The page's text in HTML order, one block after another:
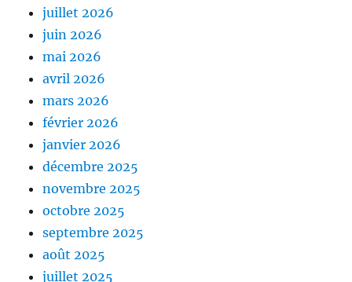
juillet 2026
juin 2026
mai 2026
avril 2026
mars 2026
février 2026
janvier 2026
décembre 2025
novembre 2025
octobre 2025
septembre 2025
août 2025
juillet 2025